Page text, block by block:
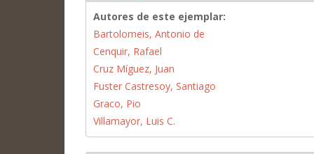
Autores de este ejemplar:
Bartolomeis, Antonio de
Cenquir, Rafael
Cruz Míguez, Juan
Fuster Castresoy, Santiago
Graco, Pio
Villamayor, Luis C.